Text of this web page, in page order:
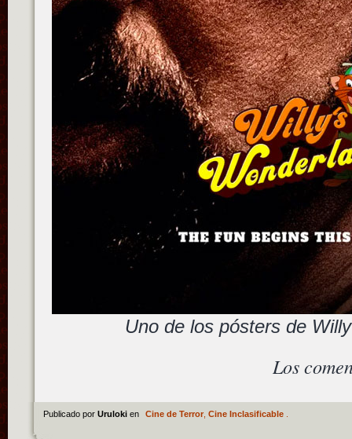
Uno de los pósters de
Los
Publicado por Uruloki en Cine de Terror, Cine Inclasificable.